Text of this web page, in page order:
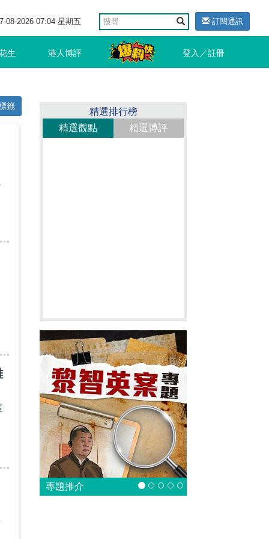
08-2026 07:04 星期五 訂閱通訊
生 港人博評 登入／註冊
籤
精選排行榜
精選觀點
精選博評
專題推介